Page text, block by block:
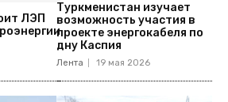
ЛЭП
Туркменистан изучает
возможность участия в
проекте энергокабеля по
дну Каспия
Лента 19 мая 2026